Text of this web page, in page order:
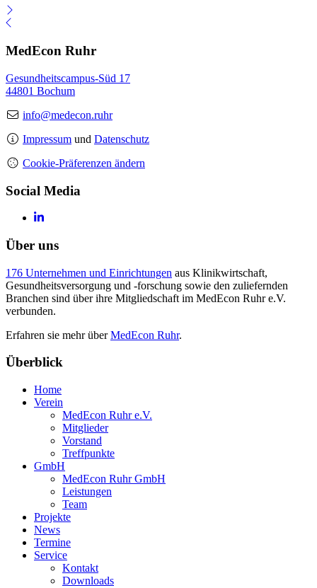
MedEcon Ruhr
Gesundheitscampus-Süd 17
44801 Bochum
info@medecon.ruhr
Impressum und Datenschutz
Cookie-Präferenzen ändern
Social Media
Über uns
176 Unternehmen und Einrichtungen aus Klinikwirtschaft,
Gesundheitsversorgung und -forschung sowie den zuliefernden
Branchen sind über ihre Mitgliedschaft im MedEcon Ruhr e.V.
verbunden.
Erfahren sie mehr überMedEcon Ruhr.
Überblick
Home
Verein
MedEcon Ruhr e.V.
Mitglieder
Vorstand
Treffpunkte
GmbH
MedEcon Ruhr GmbH
Leistungen
Team
Projekte
News
Termine
Service
Kontakt
Downloads